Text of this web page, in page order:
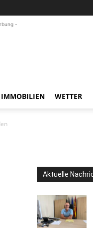
-
IMMOBILIEN WETTER
Aktuelle